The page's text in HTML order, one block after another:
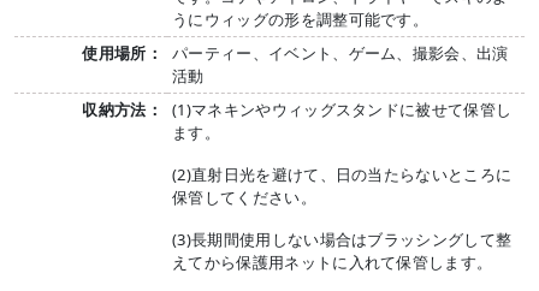
うにウィッグの形を調整可能です。
使用場所：
パーティー、イベント、ゲーム、撮影会、出演
活動
収納方法：
(1)マネキンやウィッグスタンドに被せて保管し
ます。
(2)直射日光を避けて、日の当たらないところに
保管してください。
(3)長期間使用しない場合はブラッシングして整
えてから保護用ネットに入れて保管します。